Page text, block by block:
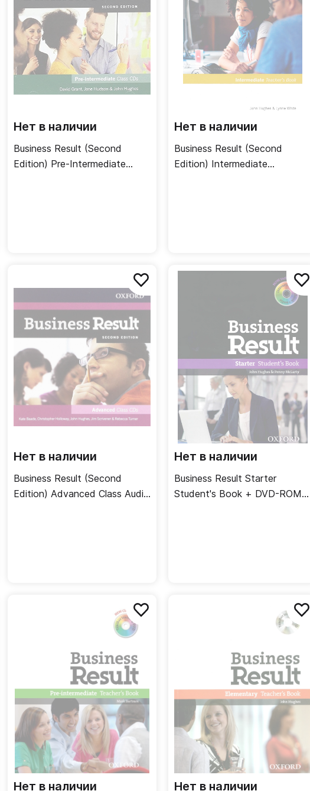
Нет в наличии
Business Result (Second
Edition) Pre-Intermediate
Нет в наличии
Business Result (Second
Edition) Intermediate
Нет в наличии
Business Result (Second
Edition) Advanced Class Audio
Нет в наличии
Business Result Starter
Student's Book + DVD-ROM /
Нет в наличии Нет в наличии